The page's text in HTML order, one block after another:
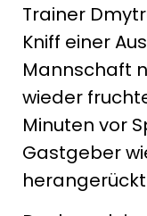
Trainer
Kniff einer
Mannschaft
wieder
Minuten vor
Gastgeber